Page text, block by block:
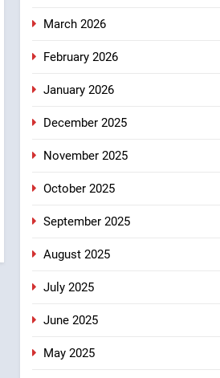
March 2026
February 2026
January 2026
December 2025
November 2025
October 2025
September 2025
August 2025
July 2025
June 2025
May 2025